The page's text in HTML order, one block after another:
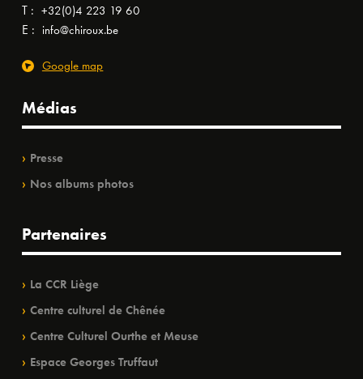
T : +32(0)4 223 19 60
E : info@chiroux.be
Google map
Médias
Presse
Nos albums photos
Partenaires
La CCR Liège
Centre culturel de Chênée
Centre Culturel Ourthe et Meuse
Espace Georges Truffaut